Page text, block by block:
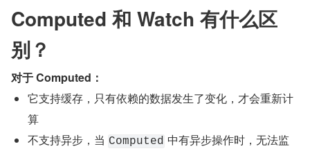
Computed 和 Watch 有什么区
别？
对于 Computed：
它支持缓存，只有依赖的数据发生了变化，才会重新计
算
不支持异步，当 Computed 中有异步操作时，无法监